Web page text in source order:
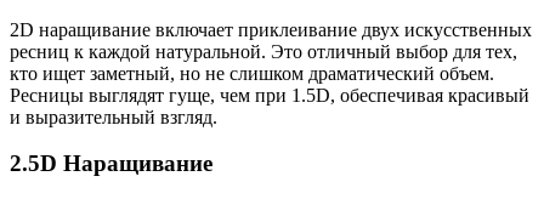
2D наращивание включает приклеивание двух искусственных
ресниц к каждой натуральной. Это отличный выбор для тех,
кто ищет заметный, но не слишком драматический объем.
Ресницы выглядят гуще, чем при 1.5D, обеспечивая красивый
и выразительный взгляд.
2.5D Наращивание